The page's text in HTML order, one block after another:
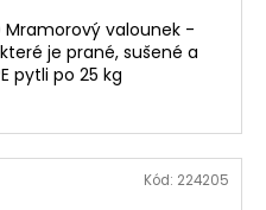
Mramorový valounek -
je prané, sušené a
pytli po 25 kg
Kód: 224205